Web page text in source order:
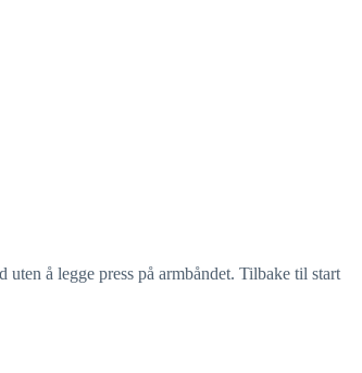
å legge press på armbåndet. Tilbake til start